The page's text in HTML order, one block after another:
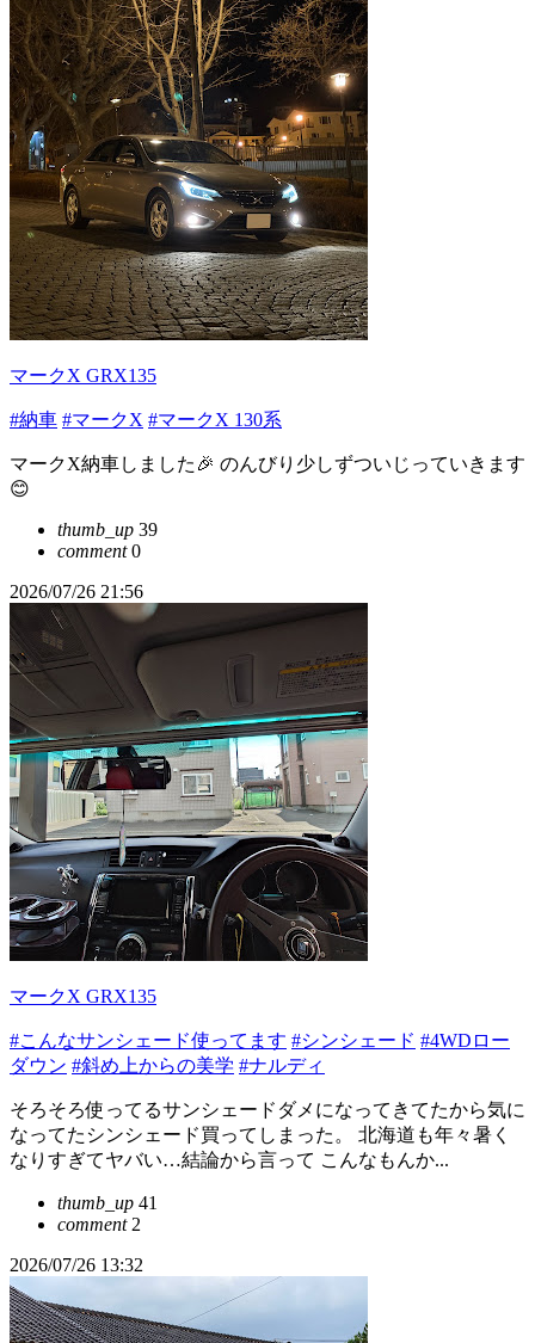
マークX GRX135
#納車 #マークX #マークX 130系
マークX納車しました🎉 のんびり少しずついじっていきます
😊
thumb_up 39
comment0
2026/07/26 21:56
マークX GRX135
#こんなサンシェード使ってます #シンシェード #4WDロー
ダウン #斜め上からの美学 #ナルディ
そろそろ使ってるサンシェードダメになってきてたから気に
なってたシンシェード買ってしまった。 北海道も年々暑く
なりすぎてヤバい…結論から言って こんなもんか...
thumb_up 41
comment2
2026/07/26 13:32